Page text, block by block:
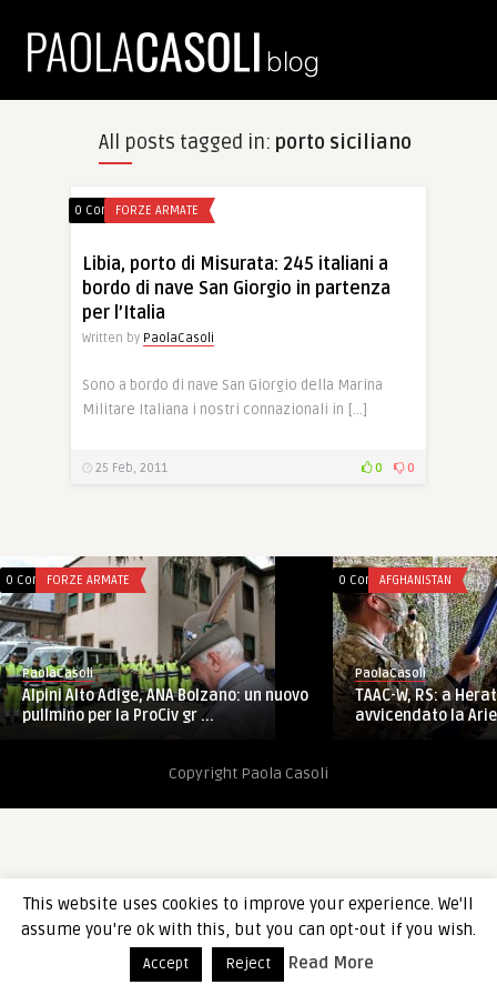
All posts tagged in: porto siciliano
0 CommentsFORZE ARMATE
Libia, porto di Misurata: 245 italiani a
bordo di nave San Giorgio in partenza
per l’Italia
Written by PaolaCasoli
Sono a bordo di nave San Giorgio della Marina
Militare Italiana i nostri connazionali in […]
25 Feb, 2011 0 0
0 CommentsFORZE ARMATE
PaolaCasoli
Alpini Alto Adige, ANA Bolzano: un nuovo
pullmino per la ProCiv gr ...
0 CommentsAFGHANISTAN
PaolaCasoli
TAAC-W, RS: a
avvicendato la
Copyright Paola Casoli
This website uses cookies to improve your experience. We'll
assume you're ok with this, but you can opt-out if you wish.
Accept Reject Read More